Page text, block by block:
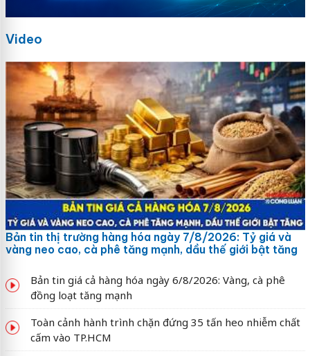
Video
Bản tin thị trường hàng hóa ngày 7/8/2026: Tỷ giá và
vàng neo cao, cà phê tăng mạnh, dầu thế giới bật tăng
Bản tin giá cả hàng hóa ngày 6/8/2026: Vàng, cà phê
đồng loạt tăng mạnh
Toàn cảnh hành trình chặn đứng 35 tấn heo nhiễm chất
cấm vào TP.HCM